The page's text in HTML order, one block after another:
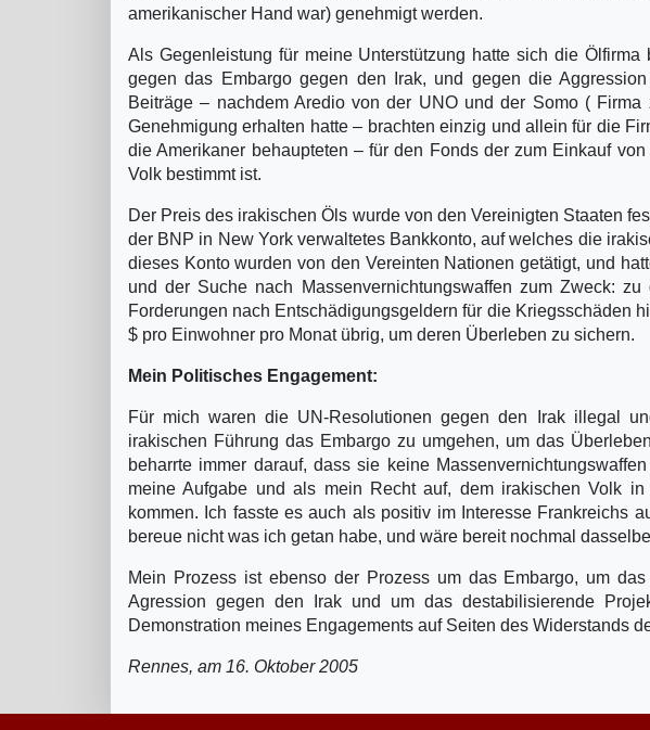
amerikanischer Hand war) genehmigt werden.
Als Gegenleistung für meine Unterstützung hatte sich die
gegen das Embargo gegen den Irak, und gegen die
Beiträge – nachdem Aredio von der UNO und der Somo (
Genehmigung erhalten hatte – brachten einzig und allein für die
die Amerikaner behaupteten – für den Fonds der zum Einkauf
Volk bestimmt ist.
Der Preis des irakischen Öls wurde von den Vereinigten Staaten
der BNP in New York verwaltetes Bankkonto, auf welches die
dieses Konto wurden von den Vereinten Nationen getätigt, und
und der Suche nach Massenvernichtungswaffen zum Zweck:
Forderungen nach Entschädigungsgeldern für die Kriegsschäden
$ pro Einwohner pro Monat übrig, um deren Überleben zu sichern.
Mein Politisches Engagement:
Für mich waren die UN-Resolutionen gegen den Irak illegal
irakischen Führung das Embargo zu umgehen, um das
beharrte immer darauf, dass sie keine
meine Aufgabe und als mein Recht auf, dem irakischen Volk
kommen. Ich fasste es auch als positiv im Interesse Frankreichs
bereue nicht was ich getan habe, und wäre bereit nochmal
Mein Prozess ist ebenso der Prozess um das Embargo, um das
Agression gegen den Irak und um das destabilisierende
Demonstration meines Engagements auf Seiten des Widerstands
Rennes, am 16. Oktober 2005